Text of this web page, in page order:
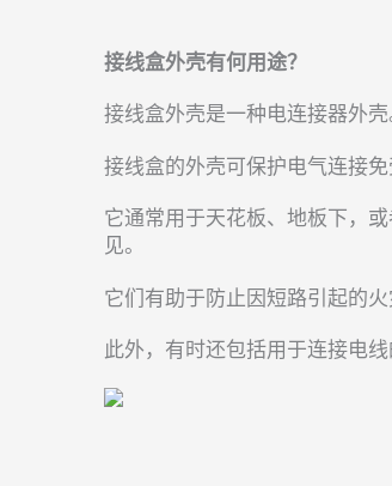
接线盒外壳有何用途？
接线盒外壳是一种电连接器外壳
接线盒的外壳可保护电气连接
它通常用于天花板、地板下，
见。
它们有助于防止因短路引起的火
此外，有时还包括用于连接电线